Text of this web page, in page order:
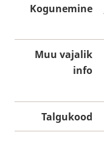
Kogunemine
Muu vajalik
info
Talgukood